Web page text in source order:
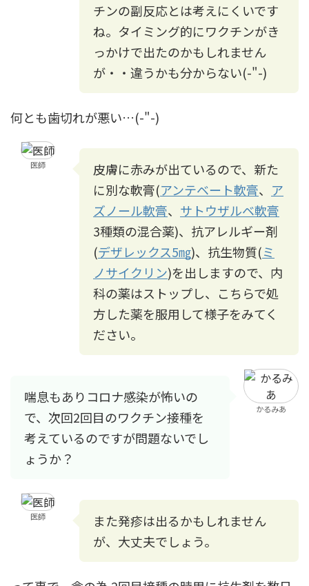
チンの副反応とは考えにくいです
ね。タイミング的にワクチンがき
っかけで出たのかもしれません
が・・違うかも分からない(-"-)
何とも歯切れが悪い…(-"-)
医師
皮膚に赤みが出ているので、新た
に別な軟膏(アンテベート軟膏、 ア
ズノール軟膏、 サトウザルベ軟膏
3種類の混合薬)、抗アレルギー剤
(デザレックス5㎎)、抗生物質(ミ
ノサイクリン)を出しますので、内
科の薬はストップし、こちらで処
方した薬を服用して様子をみてく
ださい。
喘息もありコロナ感染が怖いの
で、次回2回目のワクチン接種を
考えているのですが問題ないでし
ょうか？
かるみあ
医師
また発疹は出るかもしれません
が、大丈夫でしょう。